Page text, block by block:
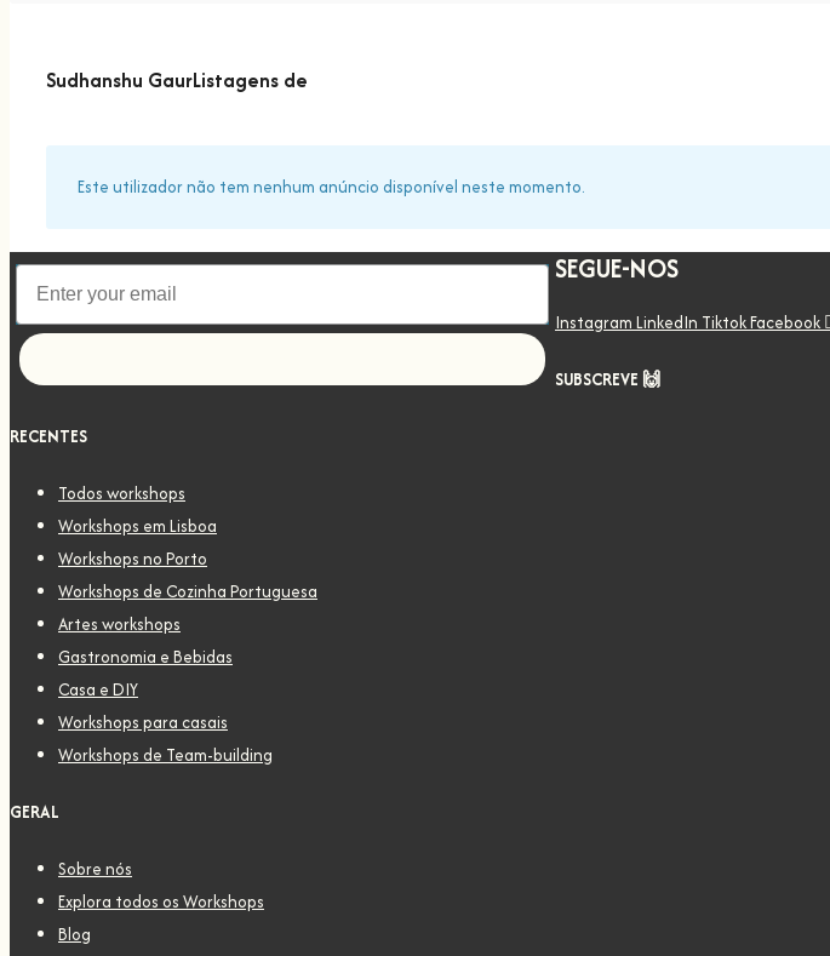
Sudhanshu GaurListagens de
Este utilizador não tem nenhum anúncio disponível neste momento.
SEGUE-NOS
Instagram LinkedIn TiktokFacebook
SUBSCREVE 🙌
RECENTES
Todos workshops
Workshops em Lisboa
Workshops no Porto
Workshops de Cozinha Portuguesa
Artes workshops
Gastronomia e Bebidas
Casa e DIY
Workshops para casais
Workshops de Team-building
GERAL
Sobre nós
Explora todos os Workshops
Blog